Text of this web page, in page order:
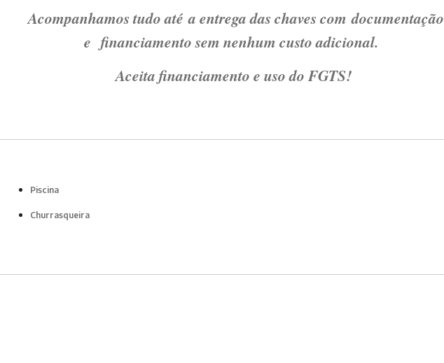
Acompanhamos tudo até a entrega das chaves com documentação
e financiamento sem nenhum custo adicional.
Aceita financiamento e uso do FGTS!
Piscina
Churrasqueira